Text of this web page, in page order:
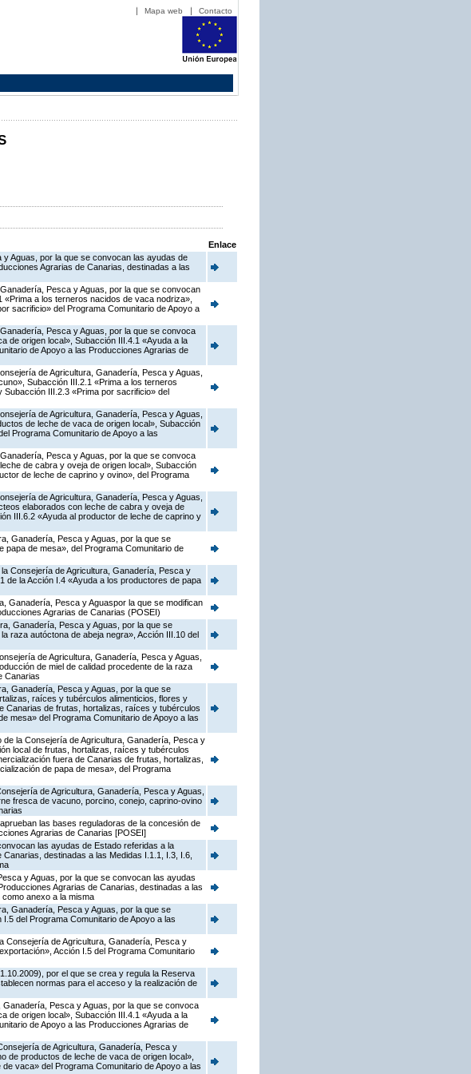
Mapa web Contacto
Enlace
Aguas, por la que se convocan las ayudas de
Agrarias de Canarias, destinadas a las
Pesca y Aguas, por la que se convocan
a los terneros nacidos de vaca nodriza»,
sacrificio» del Programa Comunitario de Apoyo a
Pesca y Aguas, por la que se convoca
de origen local», Subacción III.4.1 «Ayuda a la
de Apoyo a las Producciones Agrarias de
de Agricultura, Ganadería, Pesca y Aguas,
Subacción III.2.1 «Prima a los terneros
III.2.3 «Prima por sacrificio» del
de Agricultura, Ganadería, Pesca y Aguas,
de leche de vaca de origen local», Subacción
Programa Comunitario de Apoyo a las
Pesca y Aguas, por la que se convoca
de cabra y oveja de origen local», Subacción
de leche de caprino y ovino», del Programa
de Agricultura, Ganadería, Pesca y Aguas,
elaborados con leche de cabra y oveja de
III.6.2 «Ayuda al productor de leche de caprino y
Ganadería, Pesca y Aguas, por la que se
de mesa», del Programa Comunitario de
Consejería de Agricultura, Ganadería, Pesca y
de la Acción I.4 «Ayuda a los productores de papa
Ganadería, Pesca y Aguaspor la que se modifican
Agrarias de Canarias (POSEI)
Ganadería, Pesca y Aguas, por la que se
raza autóctona de abeja negra», Acción III.10 del
de Agricultura, Ganadería, Pesca y Aguas,
de miel de calidad procedente de la raza
Canarias
Ganadería, Pesca y Aguas, por la que se
raíces y tubérculos alimenticios, flores y
Canarias de frutas, hortalizas, raíces y tubérculos
mesa» del Programa Comunitario de Apoyo a las
la Consejería de Agricultura, Ganadería, Pesca y
local de frutas, hortalizas, raíces y tubérculos
fuera de Canarias de frutas, hortalizas,
de papa de mesa», del Programa
de Agricultura, Ganadería, Pesca y Aguas,
fresca de vacuno, porcino, conejo, caprino-ovino
las bases reguladoras de la concesión de
Agrarias de Canarias [POSEI]
las ayudas de Estado referidas a la
destinadas a las Medidas I.1.1, I.3, I.6,
y Aguas, por la que se convocan las ayudas
Agrarias de Canarias, destinadas a las
anexo a la misma
Ganadería, Pesca y Aguas, por la que se
del Programa Comunitario de Apoyo a las
Consejería de Agricultura, Ganadería, Pesca y
Acción I.5 del Programa Comunitario
por el que se crea y regula la Reserva
normas para el acceso y la realización de
Pesca y Aguas, por la que se convoca
de origen local», Subacción III.4.1 «Ayuda a la
de Apoyo a las Producciones Agrarias de
de Agricultura, Ganadería, Pesca y
de productos de leche de vaca de origen local»,
vaca» del Programa Comunitario de Apoyo a las